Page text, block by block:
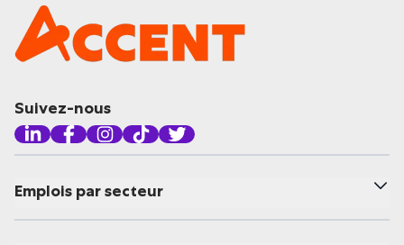
Suivez-nous
Emplois par secteur